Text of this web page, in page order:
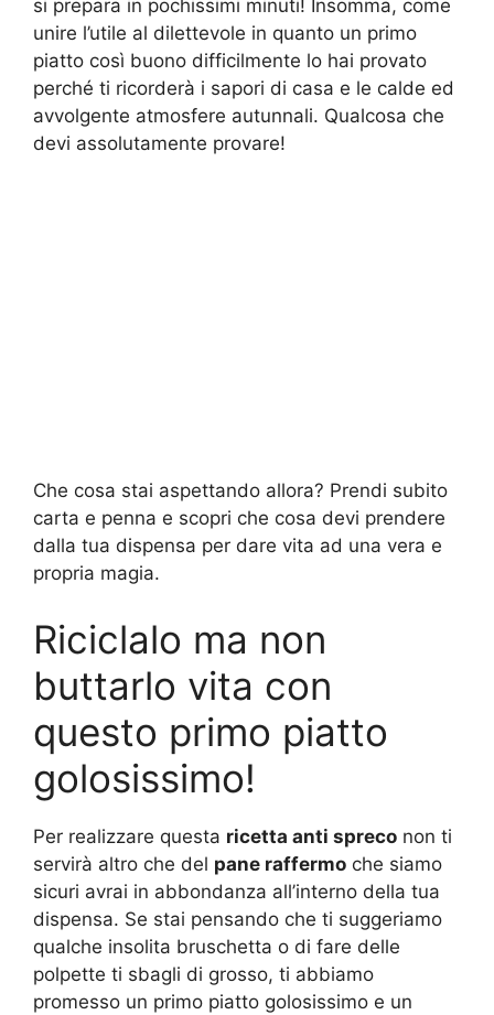
si prepara in pochissimi minuti! Insomma, come
unire l’utile al dilettevole in quanto un primo
piatto così buono difficilmente lo hai provato
perché ti ricorderà i sapori di casa e le calde ed
avvolgente atmosfere autunnali. Qualcosa che
devi assolutamente provare!
Che cosa stai aspettando allora? Prendi subito
carta e penna e scopri che cosa devi prendere
dalla tua dispensa per dare vita ad una vera e
propria magia.
Riciclalo ma non
buttarlo vita con
questo primo piatto
golosissimo!
Per realizzare questa ricetta anti spreco non ti
servirà altro che del pane raffermo che siamo
sicuri avrai in abbondanza all’interno della tua
dispensa. Se stai pensando che ti suggeriamo
qualche insolita bruschetta o di fare delle
polpette ti sbagli di grosso, ti abbiamo
promesso un primo piatto golosissimo e un